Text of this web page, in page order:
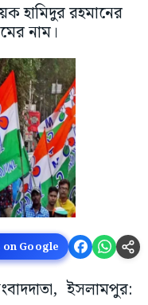
হামিদুর রহমানের
নাম।
Google
ইসলামপুর: